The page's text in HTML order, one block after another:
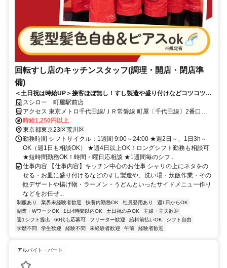
回転すし店のキッチンスタッフ(調理・開店・閉店準
備)
＜土日祝は時給UP＞接客ほぼ無し！すし製造や盛り付けなどコツコツ働
けるスシロー 町屋駅前店
アクセス 東京メトロ千代田線/ＪＲ常磐線 町屋〔千代田線〕2番口徒
歩約1分、京成本線 町屋〔京成線〕徒歩約1分、都電荒川線 町屋駅前
出入口1徒歩約1分
時給1,250円以上
東京都東京23区荒川区
勤務時間 シフトサイクル：1週間 9:00～24:00 ★週2日～、1日3h～
OK（週1日も相談OK） ★週4日以上OK！ロングシフト勤務も相談可
★短時間勤務OK！時間・曜日応相談 ★1週間毎のシフ...
仕事内容 【仕事内容】キッチン中心のお仕事 シャリの上にネタをの
せる・お皿に盛り付けるなどのすし製造や、洗い場・炊飯作業・その
他デザートや揚げ物・ラーメン・うどんといったサイドメニュー作り
などをお任せ...
制服あり 業界未経験者歓迎 扶養内勤務OK 社員登用あり
週1日からOK
副業・WワークOK
1日4時間以内OK 土日祝のみOK
主婦・主夫歓迎
週1シフト提出
60代も応募可 フリーター歓迎 給料前払いOK
シフト自由
学歴不問
学生歓迎 経験不問 未経験者歓迎 午前 経験者歓迎
アルバイト・パート